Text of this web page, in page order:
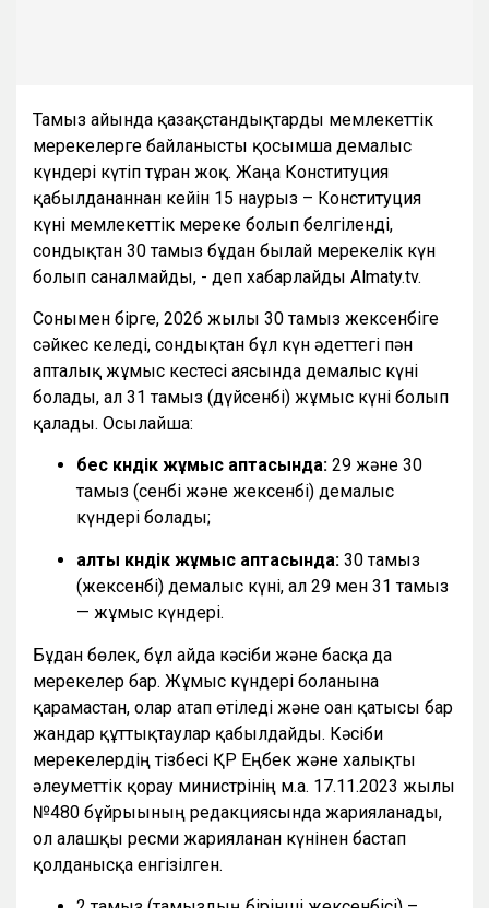
Тамыз айында қазақстандықтарды мемлекеттік
мерекелерге байланысты қосымша демалыс
күндері күтіп тұрған жоқ. Жаңа Конституция
қабылданғаннан кейін 15 наурыз – Конституция
күні мемлекеттік мереке болып белгіленді,
сондықтан 30 тамыз бұдан былай мерекелік күн
болып саналмайды, - деп хабарлайды Almaty.tv.
Сонымен бірге, 2026 жылғы 30 тамыз жексенбіге
сәйкес келеді, сондықтан бұл күн әдеттегі пән
апталық жұмыс кестесі аясында демалыс күні
болады, ал 31 тамыз (дүйсенбі) жұмыс күні болып
қалады. Осылайша:
бес күндік жұмыс аптасында: 29 және 30
тамыз (сенбі және жексенбі) демалыс
күндері болады;
алты күндік жұмыс аптасында: 30 тамыз
(жексенбі) демалыс күні, ал 29 мен 31 тамыз
— жұмыс күндері.
Бұдан бөлек, бұл айда кәсіби және басқа да
мерекелер бар. Жұмыс күндері болғанына
қарамастан, олар атап өтіледі және оған қатысы бар
жандар құттықтаулар қабылдайды. Кәсіби
мерекелердің тізбесі ҚР Еңбек және халықты
әлеуметтік қорғау министрінің м.а. 17.11.2023 жылғы
№480 бұйрығының редакциясында жарияланады,
ол алғашқы ресми жарияланған күнінен бастап
қолданысқа енгізілген.